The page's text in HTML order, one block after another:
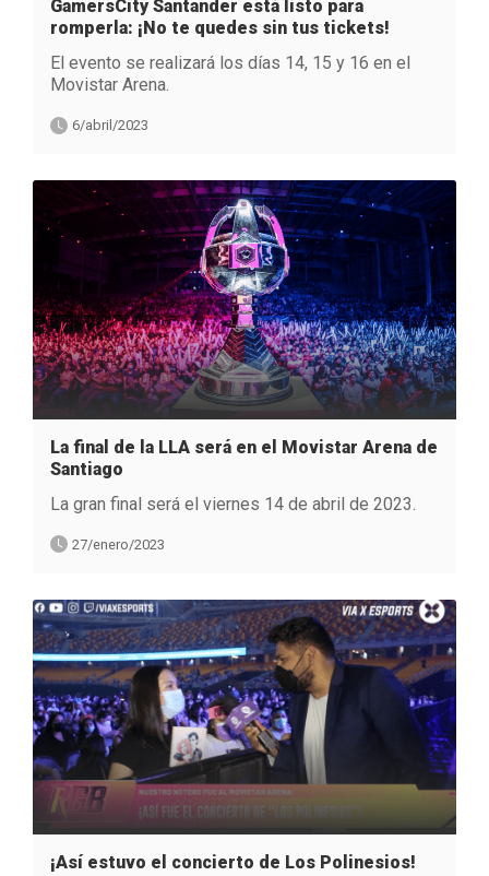
GamersCity Santander está listo para
romperla: ¡No te quedes sin tus tickets!
El evento se realizará los días 14, 15 y 16 en el
Movistar Arena.
6/abril/2023
La final de la LLA será en el Movistar Arena de
Santiago
La gran final será el viernes 14 de abril de 2023.
27/enero/2023
¡Así estuvo el concierto de Los Polinesios!